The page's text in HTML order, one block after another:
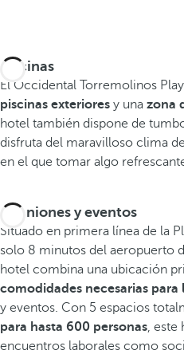
Piscinas
El Occidental Torremolinos
piscinas exteriores y una zona
hotel también dispone de
disfruta del maravilloso clima
en el que tomar algo
Reuniones y eventos
Situado en primera línea de la
solo 8 minutos del aeropuerto
hotel combina una ubicación
comodidades necesarias
y eventos. Con 5 espacios
para hasta 600 personas, este
encuentros laborales como